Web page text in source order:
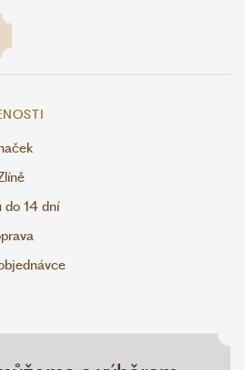
do 14 dní